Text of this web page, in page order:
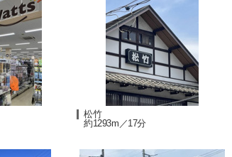
松竹
約1293m／17分